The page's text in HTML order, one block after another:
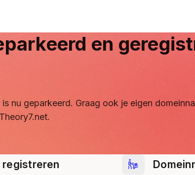
en
geparkeerd. Graag ook je eigen
registreren